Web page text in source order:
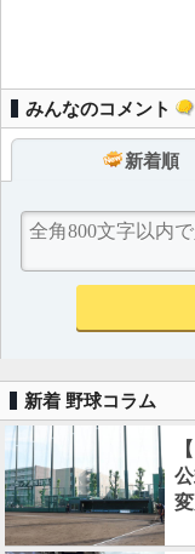
みんなのコメント
新着順
新着 野球コラム